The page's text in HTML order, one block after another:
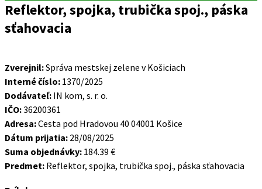
Reflektor, spojka, trubička spoj., páska
sťahovacia
Zverejnil:Správa mestskej zelene v Košiciach
Interné číslo: 1370/2025
Dodávateľ: IN kom, s. r. o.
IČO:36200361
Adresa:Cesta pod Hradovou 40 04001 Košice
Dátum prijatia: 28/08/2025
Suma objednávky: 184.39 €
Predmet: Reflektor, spojka, trubička spoj., páska sťahovacia